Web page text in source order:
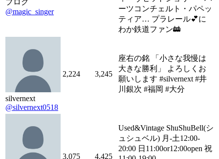
ブログ
@magic_singer
ーツコンチェルト・パペッ
ティア… プラレール💕に
わか鉄道ファン🚋
silvernext
@silvernext0518
2,224 3,245
座右の銘 「小さな我慢は
大きな勝利」 よろしくお
願いします #silvernext #井
川銀次 #福岡 #大分
3,075 4,425
Used&Vintage ShuShuBell(シ
ュシュベル) 月-土12:00-
20:00 日11:00or12:00open 祝